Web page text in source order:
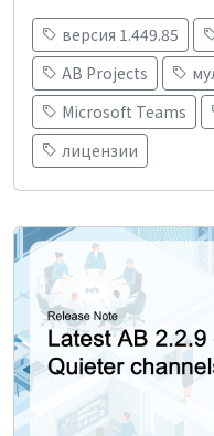
версия 1.449.85
AB Projects
Microsoft Teams
лицензии